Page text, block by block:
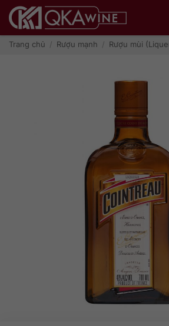
qua
dungTrang chủ / Rượu mạnh / Rượu mùi